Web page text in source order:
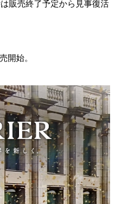
販売終了予定から見事復活
開始。